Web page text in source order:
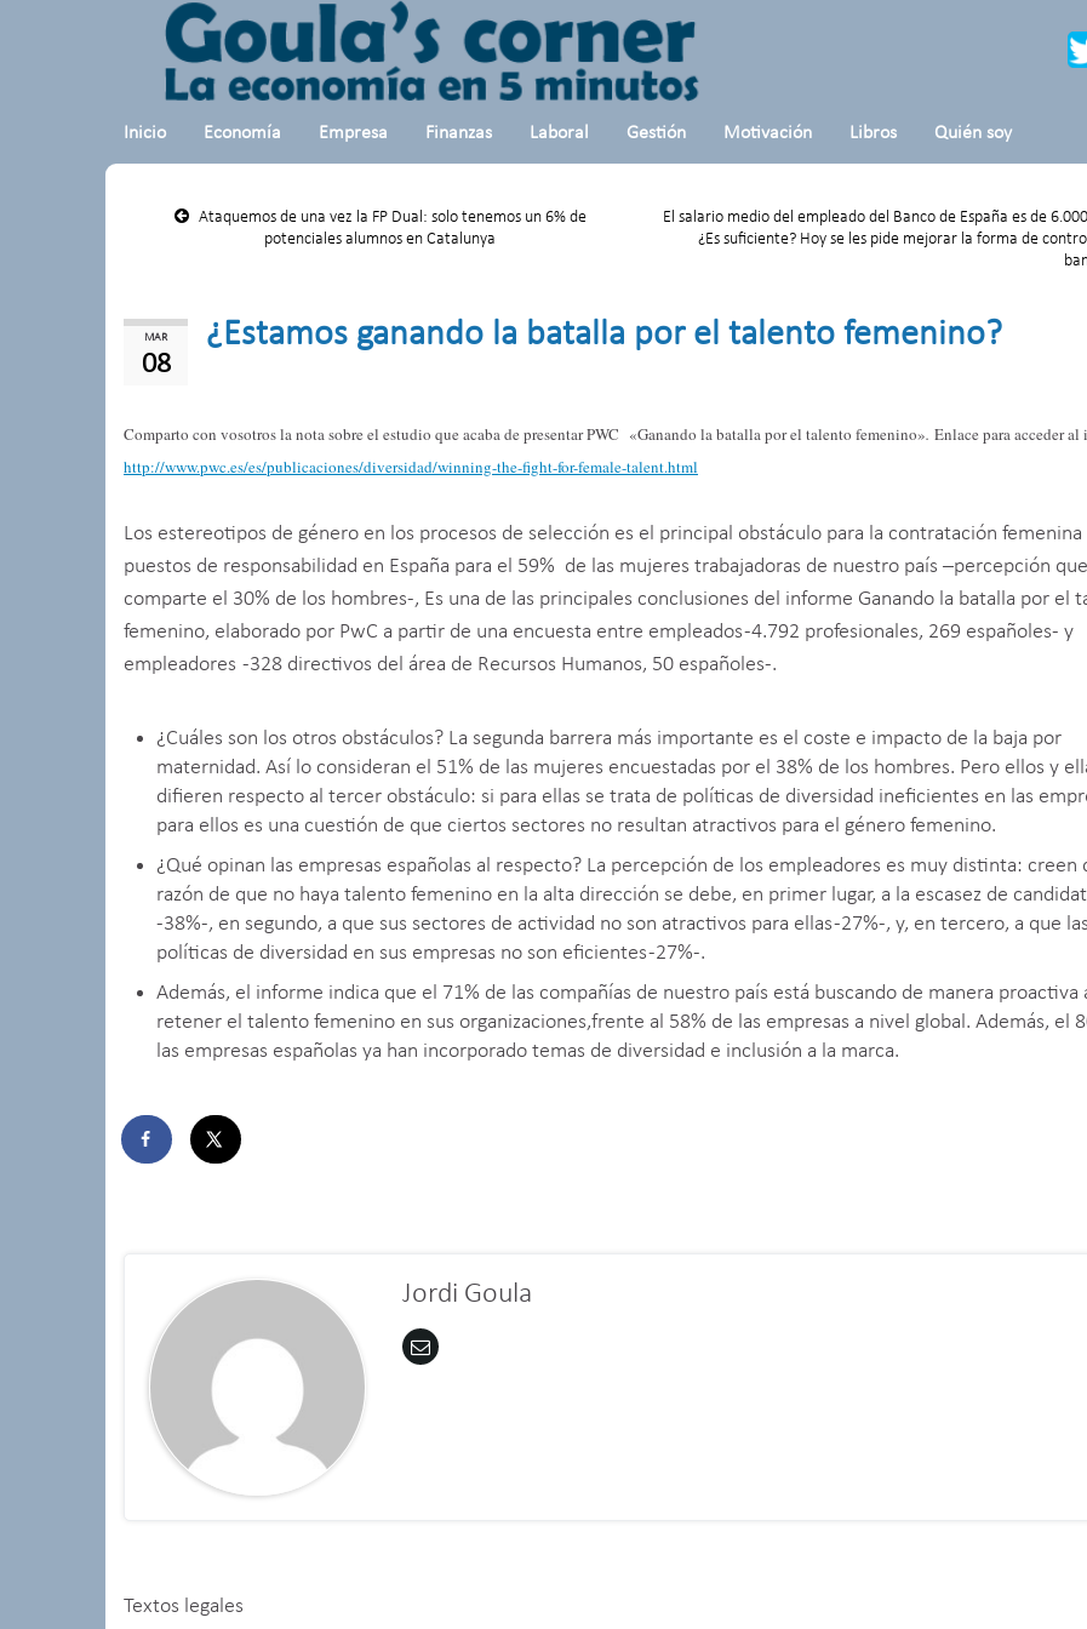
Inicio Economía Empresa Finanzas Laboral Gestión Motivación Libros Quién soy
Ataquemos de una vez la FP Dual: solo tenemos un 6% de
potenciales alumnos en Catalunya
El salario medio del empleado del Banco de España es de
¿Es suficiente? Hoy se les pide mejorar la forma de
MAR
08
¿Estamos ganando la batalla por el talento femenino?
Comparto con vosotros la nota sobre el estudio que acaba de presentar PWC «Ganando la batalla por el talento femenino». Enlace para acceder al
http://www.pwc.es/es/publicaciones/diversidad/winning-the-fight-for-female-talent.html
Los estereotipos de género en los procesos de selección es el principal obstáculo para la contratación femenina
puestos de responsabilidad en España para el 59% de las mujeres trabajadoras de nuestro país –percepción que
comparte el 30% de los hombres-, Es una de las principales conclusiones del informe Ganando la batalla por el
femenino, elaborado por PwC a partir de una encuesta entre empleados -4.792 profesionales, 269 españoles- y
empleadores -328 directivos del área de Recursos Humanos, 50 españoles-.
¿Cuáles son los otros obstáculos? La segunda barrera más importante es el coste e impacto de la baja por
maternidad. Así lo consideran el 51% de las mujeres encuestadas por el 38% de los hombres. Pero ellos y
difieren respecto al tercer obstáculo: si para ellas se trata de políticas de diversidad ineficientes en las
para ellos es una cuestión de que ciertos sectores no resultan atractivos para el género femenino.
¿Qué opinan las empresas españolas al respecto? La percepción de los empleadores es muy distinta: creen
razón de que no haya talento femenino en la alta dirección se debe, en primer lugar, a la escasez de
-38%-, en segundo, a que sus sectores de actividad no son atractivos para ellas -27%-, y, en tercero, a que las
políticas de diversidad en sus empresas no son eficientes -27%-.
Además, el informe indica que el 71% de las compañías de nuestro país está buscando de manera proactiva
retener el talento femenino en sus organizaciones,frente al 58% de las empresas a nivel global. Además, el
las empresas españolas ya han incorporado temas de diversidad e inclusión a la marca.
Jordi Goula
Textos legales